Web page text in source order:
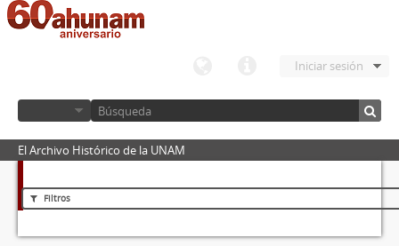
Iniciar sesión
El Archivo Histórico de la UNAM
Filtros